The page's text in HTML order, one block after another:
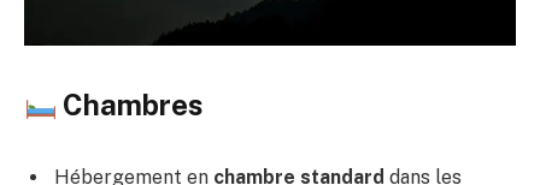
Chambres
Hébergement en chambre standard dans les